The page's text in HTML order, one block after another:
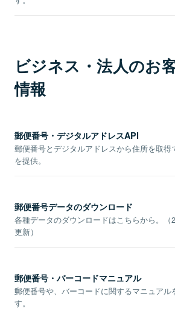
ビジネス・法人のお
情報
郵便番号・デジタルアドレスAPI
郵便番号とデジタルアドレスから住所を取得
を提供。
郵便番号データのダウンロード
各種データのダウンロードはこちらから。（
更新）
郵便番号・バーコードマニュアル
郵便番号や、バーコードに関するマニュアル
す。